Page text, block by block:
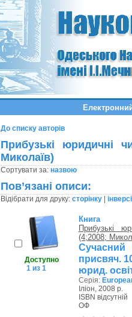
До списку авторів
Прибузькі юридичні
Миколаїв)
Сортувати за: назвою
Пов’язані описи:
Відібрати для друку: сторінку|
Доступно
1 из 1
Книга
Прибузькі
(4;2008;
Сучасний
присвяч.
юрид.
Серія:
Іліон, 2008 р.
ISBN відсутній
ОФ